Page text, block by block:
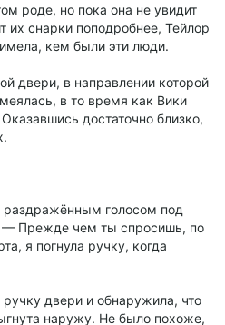
роде, но пока она не увидит
их снарки поподробнее, Тейлор
кем были эти люди.
двери, в направлении которой
в то время как Вики
достаточно близко,
голосом под
— Прежде чем ты спросишь, по
я погнула ручку, когда
ручку двери и обнаружила, что
наружу. Не было похоже,